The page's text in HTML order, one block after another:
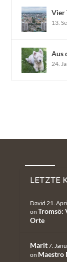
Vier
13.
Aus
24.
Neueste
LETZTE
David 21.
on Tromsö:
Orte
Marit7.
on Maestro